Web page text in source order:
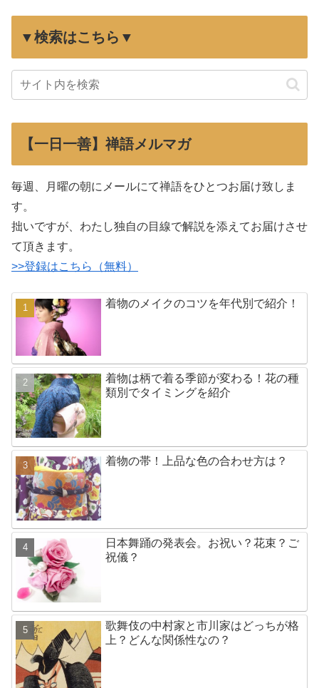
▼検索はこちら▼
【一日一善】禅語メルマガ
毎週、月曜の朝にメールにて禅語をひとつお届け致しま
す。
拙いですが、わたし独自の目線で解説を添えてお届けさせ
て頂きます。
>>登録はこちら（無料）
着物のメイクのコツを年代別で紹介！
着物は柄で着る季節が変わる！花の種
類別でタイミングを紹介
着物の帯！上品な色の合わせ方は？
日本舞踊の発表会。お祝い？花束？ご
祝儀？
歌舞伎の中村家と市川家はどっちが格
上？どんな関係性なの？